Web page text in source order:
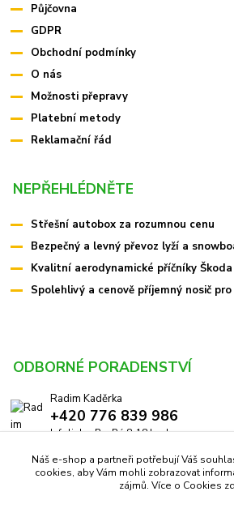
Půjčovna
GDPR
Obchodní podmínky
O nás
Možnosti přepravy
Platební metody
Reklamační řád
NEPŘEHLÉDNĚTE
Střešní autobox za rozumnou cenu
Bezpečný a levný převoz lyží a
Kvalitní aerodynamické příčníky
Spolehlivý a cenově příjemný nosič
ODBORNÉ PORADENSTVÍ
Radim Kaděrka
+420 776 839 986
Infolinka: Po-Pá 8-18 hod.
info@pricniky.cz
Náš e-shop a partneři potřebují Váš
cookies, aby Vám mohli zobrazovat
zájmů. Více o Cookies